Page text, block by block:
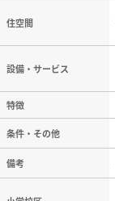
住空間
設備・サービス
特徴
条件・その他
備考